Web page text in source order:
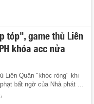
tóp", game thủ Liên
khóa acc nửa
Liên Quân "khóc ròng" khi
bất ngờ của Nhà phát ...